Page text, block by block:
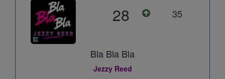
28 35
Bla Bla Bla
Jezzy Reed